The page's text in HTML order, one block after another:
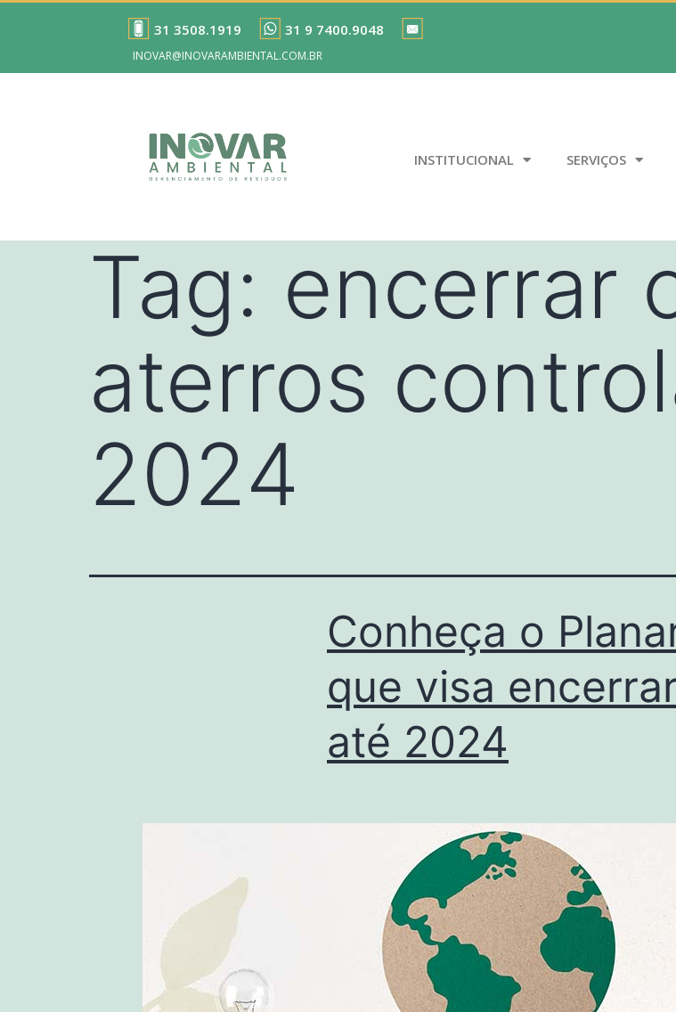
31 3508.1919 31 9 7400.9048
INOVAR@INOVARAMBIENTAL.COM.BR
INSTITUCIONAL SERVIÇOS
Tag: encerrar
aterros
2024
Conheça o
que visa
até 2024